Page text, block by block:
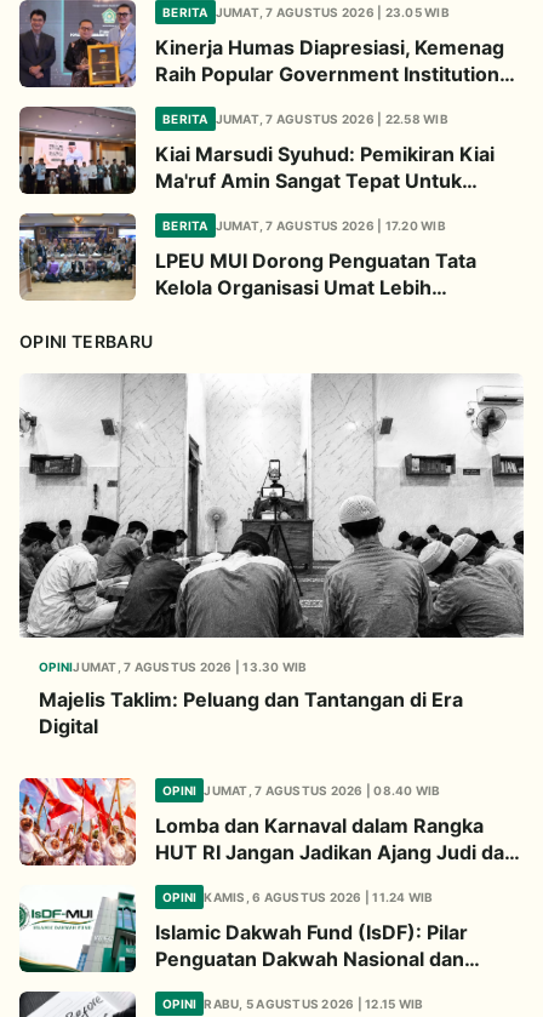
BERITA JUMAT, 7 AGUSTUS 2026 | 23.05 WIB
Kinerja Humas Diapresiasi, Kemenag
Raih Popular Government Institutions
BERITA JUMAT, 7 AGUSTUS 2026 | 22.58 WIB
Kiai Marsudi Syuhud: Pemikiran Kiai
Ma'ruf Amin Sangat Tepat Untuk
BERITA JUMAT, 7 AGUSTUS 2026 | 17.20 WIB
LPEU MUI Dorong Penguatan Tata
Kelola Organisasi Umat Lebih
OPINI TERBARU
OPINIJUMAT, 7 AGUSTUS 2026 | 13.30 WIB
Majelis Taklim: Peluang dan Tantangan di Era
Digital
OPINI JUMAT, 7 AGUSTUS 2026 | 08.40 WIB
Lomba dan Karnaval dalam Rangka
HUT RI Jangan Jadikan Ajang Judi dan
OPINI KAMIS, 6 AGUSTUS 2026 | 11.24 WIB
Islamic Dakwah Fund (IsDF): Pilar
Penguatan Dakwah Nasional dan
OPINI RABU, 5 AGUSTUS 2026 | 12.15 WIB